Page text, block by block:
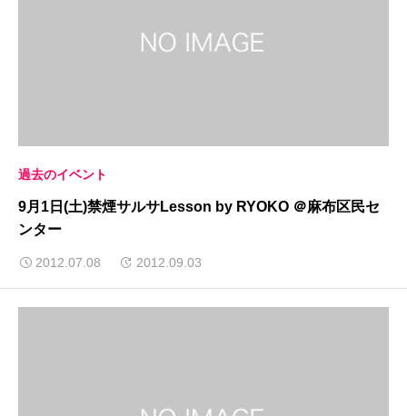
過去のイベント
9月1日(土)禁煙サルサLesson by RYOKO ＠麻布区民セ
ンター
2012.07.08 2012.09.03